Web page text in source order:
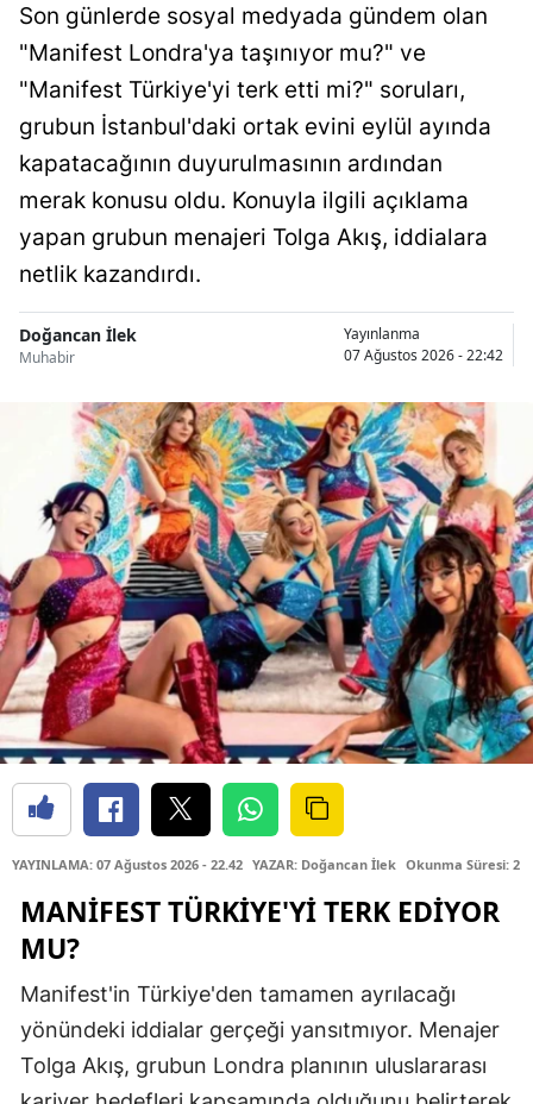
Son günlerde sosyal medyada gündem olan
"Manifest Londra'ya taşınıyor mu?" ve
"Manifest Türkiye'yi terk etti mi?" soruları,
grubun İstanbul'daki ortak evini eylül ayında
kapatacağının duyurulmasının ardından
merak konusu oldu. Konuyla ilgili açıklama
yapan grubun menajeri Tolga Akış, iddialara
netlik kazandırdı.
Doğancan İlek
Muhabir
Yayınlanma
07 Ağustos 2026 - 22:42
YAYINLAMA: 07 Ağustos 2026 - 22.42 YAZAR: Doğancan İlek Okunma Süresi: 2
MANIFEST TÜRKIYE'YI TERK EDIYOR
MU?
Manifest'in Türkiye'den tamamen ayrılacağı
yönündeki iddialar gerçeği yansıtmıyor. Menajer
Tolga Akış, grubun Londra planının uluslararası